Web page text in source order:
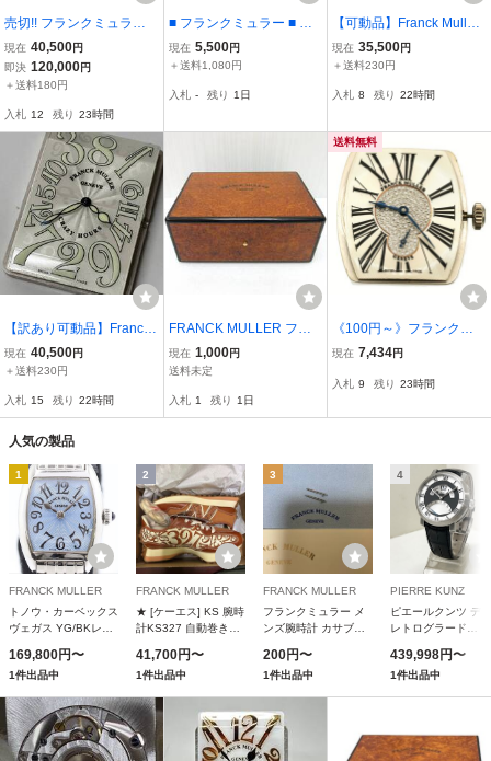
売切!! フランクミュラー F
RANCK MULLER トノー
カーベックス 1752 QZ ピ
ンク文字盤 レディース
現在 40,500円
即決 120,000円
＋送料180円
入札 12 残り 23時間
■ フランクミュラー ■ 純
正腕時計ケース 木目調 空
箱 ■ USED
現在 5,500円
＋送料1,080円
入札 - 残り 1日
【可動品】Franck Muller
フランクミュラー 自動巻
き ムーブメント Cal.2800
状】№68660
現在 35,500円
＋送料230円
入札 8 残り 22時間
【訳あり可動品】Franck
Muller フランクミュラー
クレイジーアワー 自動巻
V 巻き芯・風防付属【現
現在 40,500円
＋送料230円
入札 15 残り 22時間
FRANCK MULLER フラ
ンク・ミュラー 腕時計用
ウォッチボックス 空箱 ケ
現在 1,000円
送料未定
入札 1 残り 1日
送料無料
《100円～》フランクミ
ュラー 手巻き ムーブメン
時計 動作品■52D46
現在 7,434円
入札 9 残り 23時間
人気の製品
1
FRANCK MULLER
トノウ・カーベックス
ヴェガス YG/BKレザ
（SV）
169,800円〜
1件出品中
2
FRANCK MULLER
★ [ケーエス] KS 腕時
計KS327 自動巻き機
日付表示 ブラックレ
ザー
41,700円〜
1件出品中
3
FRANCK MULLER
フランクミュラー メ
ンズ腕時計 カサブラ
200円〜
1件出品中
4
PIERRE KUNZ
ピエールクンツ デイ
レトログラード
PIERRE KUNZ
439,998円〜
1件出品中